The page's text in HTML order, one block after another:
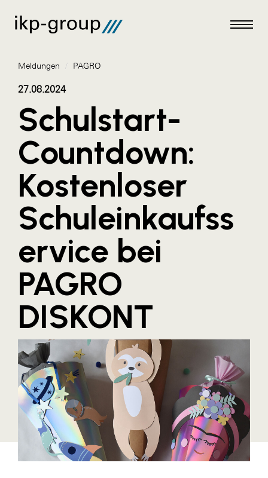
Meldungen
AKTUELLES
ACO
ALEX Krems
Amazon Web Services
Artweger
AustroCel Hallein
Blaguss
Bundesverband Sonnenschutztechnik
Cineplexx
Colmobil Austria
Controller Institut
Darbo
Designer Outlets Parndorf und Salzburg
DOMOFERM
Essity
Meldungen / PAGRO
27.08.2024
Schulstart-
Countdown:
Kostenloser
Schuleinkaufss
ervice bei
PAGRO
DISKONT